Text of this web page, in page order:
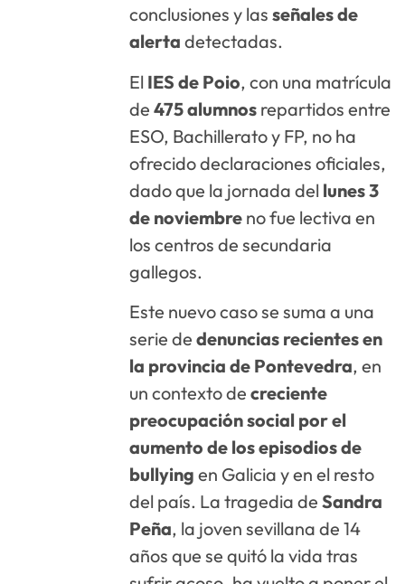
conclusiones y lasseñales de
alerta detectadas.
El IES de Poio, con una matrícula
de475 alumnos repartidos entre
ESO, Bachillerato y FP, no ha
ofrecido declaraciones oficiales,
dado que la jornada del lunes 3
de noviembre no fue lectiva en
los centros de secundaria
gallegos.
Este nuevo caso se suma a una
serie dedenuncias recientes en
la provincia de Pontevedra, en
un contexto decreciente
preocupación social por el
aumento de los episodios de
bullying en Galicia y en el resto
del país. La tragedia deSandra
Peña, la joven sevillana de 14
años que se quitó la vida tras